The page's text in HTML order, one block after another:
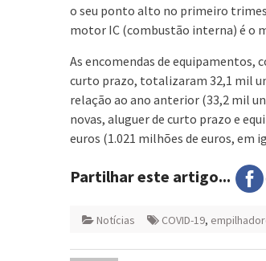
o seu ponto alto no primeiro
motor IC (combustão interna) é o
As encomendas de equipamentos,
curto prazo, totalizaram 32,1 mil
relação ao ano anterior (33,2 mil
novas, aluguer de curto prazo e
euros (1.021 milhões de euros, em
Partilhar este artigo...
Notícias COVID-19,